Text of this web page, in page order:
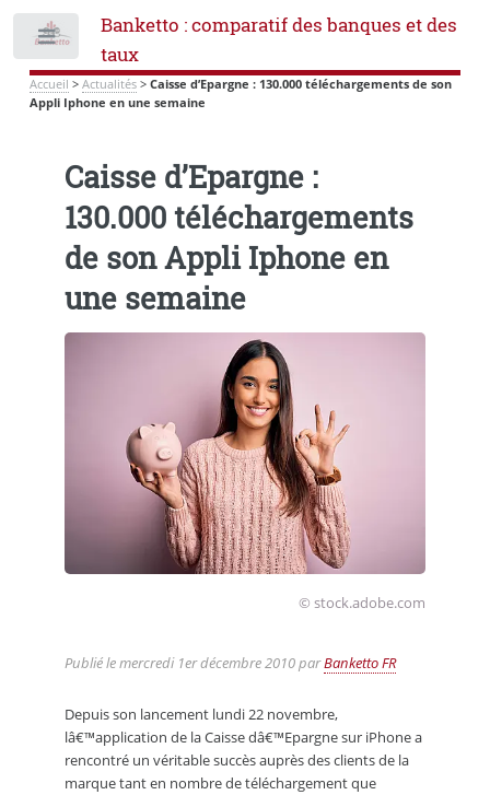
Banketto : comparatif des banques et des
taux
Accueil > Actualités> Caisse d’Epargne : 130.000 téléchargements de son
Appli Iphone en une semaine
Caisse d’Epargne :
130.000 téléchargements
de son Appli Iphone en
une semaine
© stock.adobe.com
Publié lemercredi 1er décembre 2010parBanketto FR
Depuis son lancement lundi 22 novembre,
lâ€™application de la Caisse dâ€™Epargne sur iPhone a
rencontré un véritable succès auprès des clients de la
marque tant en nombre de téléchargement que